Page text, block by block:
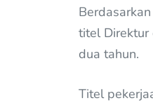
titel Direktur
dua tahun.
Titel